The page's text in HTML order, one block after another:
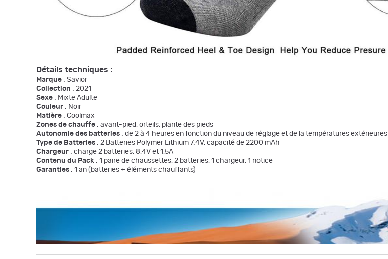
Détails techniques :
Marque : Savior
Collection : 2021
Sexe : Mixte Adulte
Couleur : Noir
Matière : Coolmax
Zones de chauffe : avant-pied, orteils, plante des pieds
Autonomie des batteries : de 2 à 4 heures en fonction du niveau de réglage et de la températures extérieures
Type de Batteries : 2 Batteries Polymer Lithium 7.4V, capacité de 2200 mAh
Chargeur : charge 2 batteries, 8,4V et 1,5A
Contenu du Pack : 1 paire de chaussettes, 2 batteries, 1 chargeur, 1 notice
Garanties : 1 an (batteries + éléments chauffants)